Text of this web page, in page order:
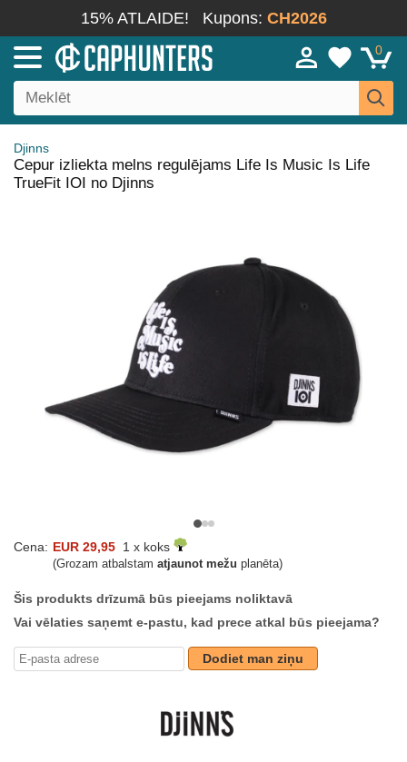
15% ATLAIDE! Kupons: CH2026
0
Djinns
Cepur izliekta melns regulējams Life Is Music Is Life
TrueFit IOI no Djinns
Cena: EUR 29,95 1 x koks
(Grozam atbalstam atjaunot mežu planēta)
Šis produkts drīzumā būs pieejams noliktavā
Vai vēlaties saņemt e-pastu, kad prece atkal būs pieejama?
Dodiet man ziņu